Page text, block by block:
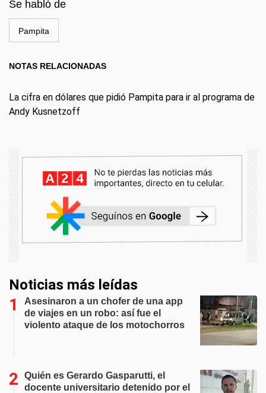
Se habló de
Pampita
NOTAS RELACIONADAS
La cifra en dólares que pidió Pampita para ir al programa de
Andy Kusnetzoff
Noticias más leídas
Asesinaron a un chofer de una app
de viajes en un robo: así fue el
violento ataque de los motochorros
Quién es Gerardo Gasparutti, el
docente universitario detenido por el